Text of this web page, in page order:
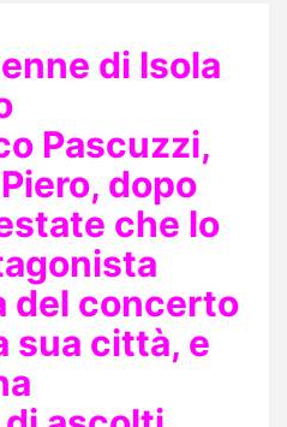
di Isola
Pascuzzi,
dopo
che lo
del concerto
sua città, e